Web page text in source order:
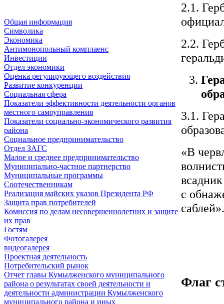
Общая информация
Символика
Экономика
Антимонопольный комплаенс
Инвестиции
Отдел экономики
Оценка регулирующего воздействия
Развитие конкуренции
Социальная сфера
Показатели эффективности деятельности органов
местного самоуправления
Показатели социально-экономического развития
района
Социальное предпринимательство
Отдел ЗАГС
Малое и среднее предпринимательство
Муниципально-частное партнерство
Муниципальные программы
Соотечественникам
Реализация майских указов Президента РФ
Защита прав потребителей
Комиссия по делам несовершеннолетних и защите
их прав
Гостям
Фотогалерея
видеогалерея
Проектная деятельность
Потребительский рынок
Отчет главы Кумылженского муниципального
района о результатах своей деятельности и
деятельности администрации Кумылженского
муниципального района и иных
2.1.
2.2.
3.1.
«В
с
саблей».
Флаг